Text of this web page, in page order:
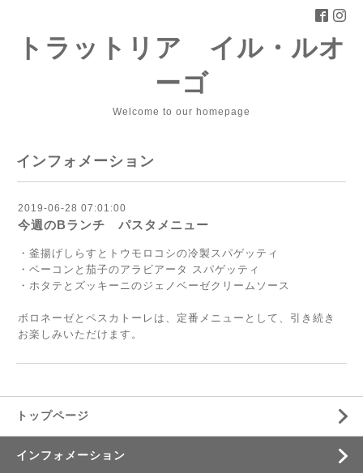
トラットリア イル・ルオ
ーゴ
Welcome to our homepage
インフォメーション
2019-06-28 07:01:00
今週のBランチ パスタメニュー
・釜揚げしらすとトウモロコシの冷製スパゲッティ
・ベーコンと茄子のアラビアータ スパゲッティ
・ホタテとズッキーニのジェノベーゼクリームソース
ボロネーゼとペスカトーレは、定番メニューとして、引き続き
お楽しみいただけます。
トップページ
インフォメーション